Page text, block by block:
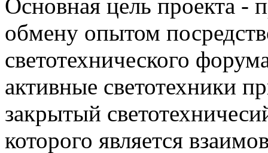
Основная цель проекта -
обмену опытом
светотехнического
активные светотехники
закрытый
которого является